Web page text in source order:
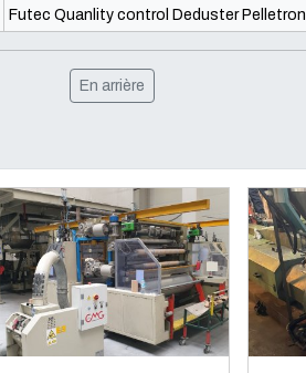
Futec Quanlity control Deduster Pelletron
En arrière